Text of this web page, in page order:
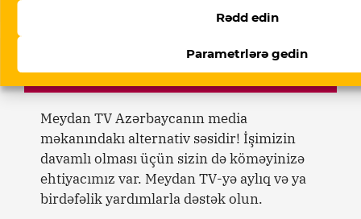
Rədd edin
Parametrlərə gedin
Meydan TV Azərbaycanın media
məkanındakı alternativ səsidir! İşimizin
davamlı olması üçün sizin də köməyinizə
ehtiyacımız var. Meydan TV-yə aylıq və ya
birdəfəlik yardımlarla dəstək olun.